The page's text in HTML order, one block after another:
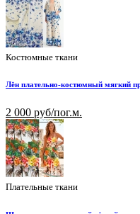
Костюмные ткани
Лён плательно-костюмный мягкий
2 000 руб/пог.м.
Плательные ткани